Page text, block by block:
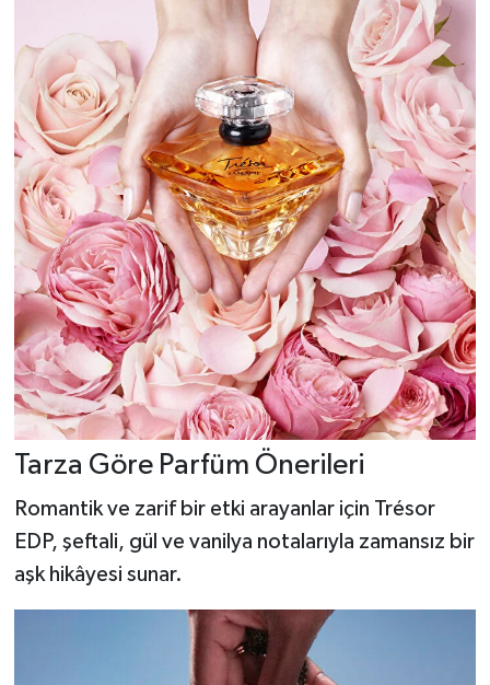
Tarza Göre Parfüm Önerileri
Romantik ve zarif bir etki arayanlar için Trésor
EDP, şeftali, gül ve vanilya notalarıyla zamansız bir
aşk hikâyesi sunar.